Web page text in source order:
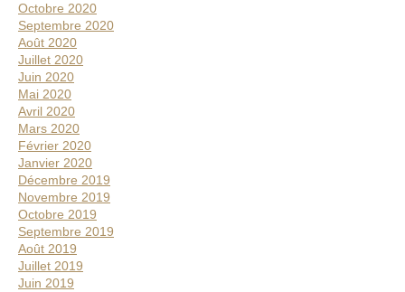
Octobre 2020
Septembre 2020
Août 2020
Juillet 2020
Juin 2020
Mai 2020
Avril 2020
Mars 2020
Février 2020
Janvier 2020
Décembre 2019
Novembre 2019
Octobre 2019
Septembre 2019
Août 2019
Juillet 2019
Juin 2019